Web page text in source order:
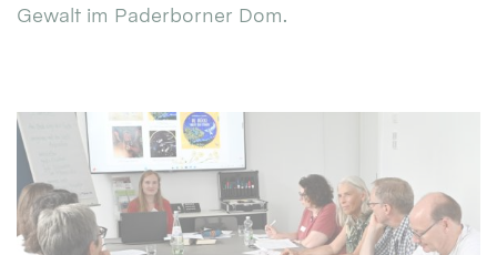
Gewalt im Paderborner Dom.